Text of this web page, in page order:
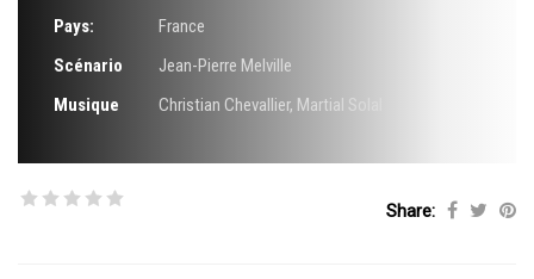
Pays:
France
Scénario
Jean-Pierre Melville
Musique
Christian Chevallier, Martial Solal
Share: